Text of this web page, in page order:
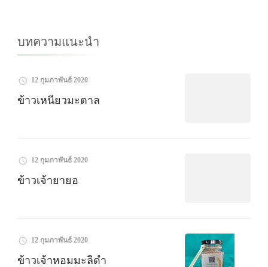
บทความแนะนำ
12 กุมภาพันธ์ 2020
ข้าวเหนียวมะตาล
12 กุมภาพันธ์ 2020
ข้าวเจ้ายายอ
12 กุมภาพันธ์ 2020
ข้าวเจ้าหอมมะลิดำ